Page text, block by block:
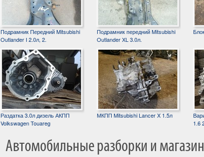
Подрамник Передний Mitsubishi
Outlander I 2.0л, 2.
Подрамник передний Mitsubishi
Outlander XL 3.0л.
Раздатка 3.0л дизель АКПП
Volkswagen Touareg
МКПП Mitsubishi Lancer X 1.5л
1.6
Автомобильные разборки и